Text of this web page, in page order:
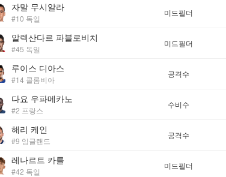
자말 무시알라
#10 독일
미드필더
알렉산다르 파블로비치
#45 독일
미드필더
루이스 디아스
#14 콜롬비아
공격수
다요 우파메카노
#2 프랑스
수비수
해리 케인
#9 잉글랜드
공격수
레나르트 카를
#42 독일
미드필더